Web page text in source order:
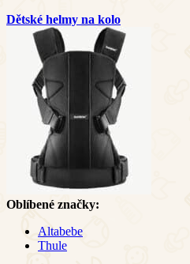
Dětské helmy na kolo
Oblíbené značky:
Altabebe
Thule